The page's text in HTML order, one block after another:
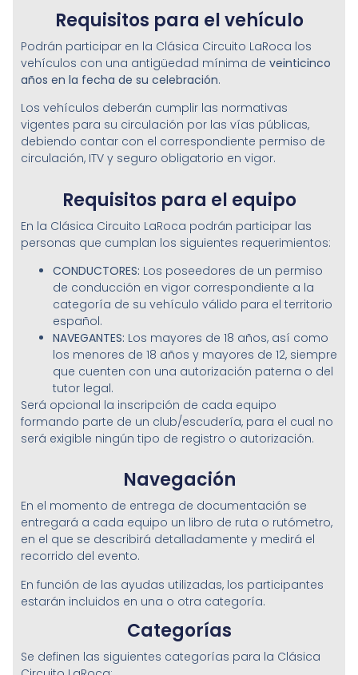
Requisitos para el vehículo
Podrán participar en la Clásica Circuito LaRoca los
vehículos con una antigüedad mínima de veinticinco
años en la fecha de su celebración.
Los vehículos deberán cumplir las normativas
vigentes para su circulación por las vías públicas,
debiendo contar con el correspondiente permiso de
circulación, ITV y seguro obligatorio en vigor.
Requisitos para el equipo
En la Clásica Circuito LaRoca podrán participar las
personas que cumplan los siguientes requerimientos:
CONDUCTORES: Los poseedores de un permiso
de conducción en vigor correspondiente a la
categoría de su vehículo válido para el territorio
español.
NAVEGANTES: Los mayores de 18 años, así como
los menores de 18 años y mayores de 12, siempre
que cuenten con una autorización paterna o del
tutor legal.
Será opcional la inscripción de cada equipo
formando parte de un club/escudería, para el cual no
será exigible ningún tipo de registro o autorización.
Navegación
En el momento de entrega de documentación se
entregará a cada equipo un libro de ruta o rutómetro,
en el que se describirá detalladamente y medirá el
recorrido del evento.
En función de las ayudas utilizadas, los participantes
estarán incluidos en una o otra categoría.
Categorías
Se definen las siguientes categorías para la Clásica